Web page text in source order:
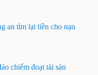
an tìm lại tiền cho nạn
chiếm đoạt tài sản